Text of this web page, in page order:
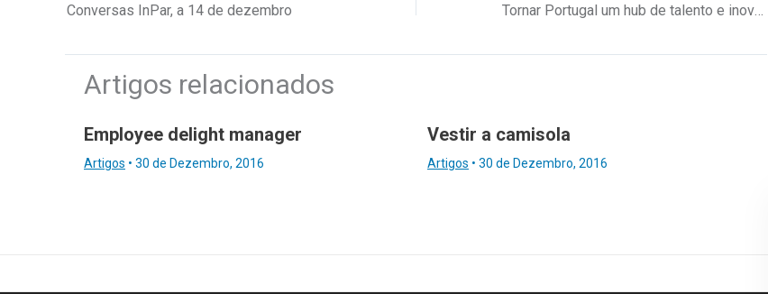
Conversas InPar, a 14 de dezembro Tornar Portugal um hub de talento e inovação
Artigos relacionados
Employee delight manager
Artigos • 30 de Dezembro, 2016
Vestir a camisola
Artigos • 30 de Dezembro, 2016